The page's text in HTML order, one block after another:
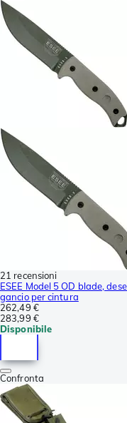
21 recensioni
ESEE Model 5 OD blade,
gancio per cintura
262,49 €
283,99 €
Disponibile
Confronta